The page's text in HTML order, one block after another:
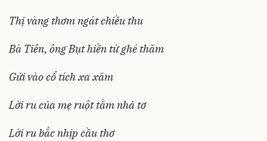
Thị vàng thơm ngát chiều thu
Bà Tiên, ông Bụt hiền từ ghé thăm
Gửi vào cổ tích xa xăm
Lời ru của mẹ ruột tằm nhả tơ
Lời ru bắc nhịp cầu thơ